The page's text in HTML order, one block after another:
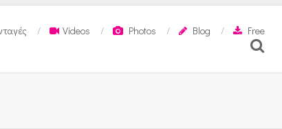
Videos Photos Blog
Free
Search